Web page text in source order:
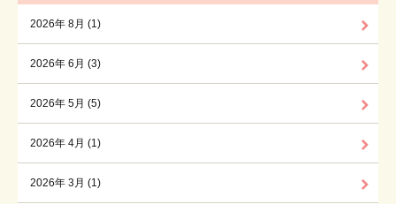
2026年 8月 (1)
2026年 6月 (3)
2026年 5月 (5)
2026年 4月 (1)
2026年 3月 (1)